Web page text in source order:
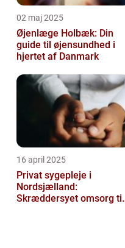
02 maj 2025
Øjenlæge Holbæk: Din
guide til øjensundhed i
hjertet af Danmark
16 april 2025
Privat sygepleje i
Nordsjælland:
Skræddersyet omsorg til